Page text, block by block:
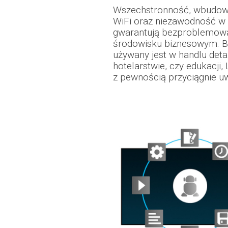
Wszechstronność,
WiFi oraz niezawodność
gwarantują
środowisku biznesowym.
używany jest w handlu
hotelarstwie, czy edukacji,
z pewnością przyciągnie